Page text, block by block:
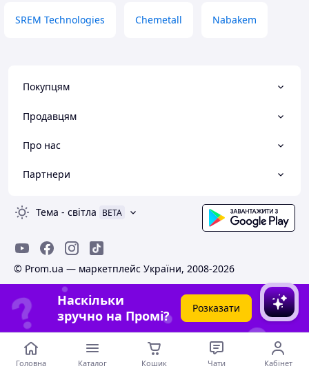
SREM Technologies Chemetall Nabakem
Покупцям
Продавцям
Про нас
Партнери
Тема - світла BETA
© Prom.ua — маркетплейс України, 2008-2026
Наскільки
зручно на Промі?
Розказати
Головна Каталог Кошик Чати Кабінет